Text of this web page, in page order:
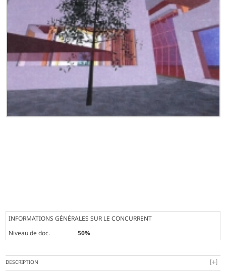
INFORMATIONS GÉNÉRALES SUR LE CONCURRENT
Niveau de doc.
50%
DESCRIPTION